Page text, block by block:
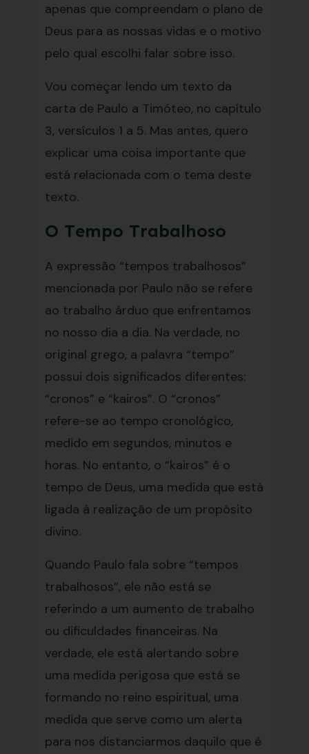
apenas que compreendam o plano de
Deus para as nossas vidas e o motivo
pelo qual escolhi falar sobre isso.
Vou começar lendo um texto da
carta de Paulo a Timóteo, no capítulo
3, versículos 1 a 5. Mas antes, quero
explicar uma coisa importante que
está relacionada com o tema deste
texto.
O Tempo Trabalhoso
A expressão “tempos trabalhosos”
mencionada por Paulo não se refere
ao trabalho árduo que enfrentamos
no nosso dia a dia. Na verdade, no
original grego, a palavra “tempo”
possui dois significados diferentes:
“cronos” e “kairos”. O “cronos”
refere-se ao tempo cronológico,
medido em segundos, minutos e
horas. No entanto, o “kairos” é o
tempo de Deus, uma medida que está
ligada à realização de um propósito
divino.
Quando Paulo fala sobre “tempos
trabalhosos”, ele não está se
referindo a um aumento de trabalho
ou dificuldades financeiras. Na
verdade, ele está alertando sobre
uma medida perigosa que está se
formando no reino espiritual, uma
medida que serve como um alerta
para nos distanciarmos daquilo que é